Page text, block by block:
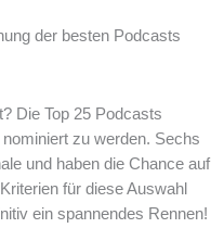
der besten Podcasts
Die Top 25 Podcasts
zu werden. Sechs
und haben die Chance auf
für diese Auswahl
ein spannendes Rennen!